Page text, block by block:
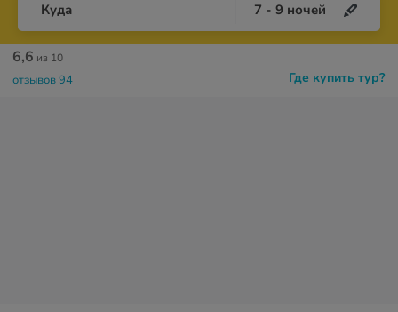
Куда 7 - 9 ночей
Где купить тур?
6,6 из 10
отзывов 94